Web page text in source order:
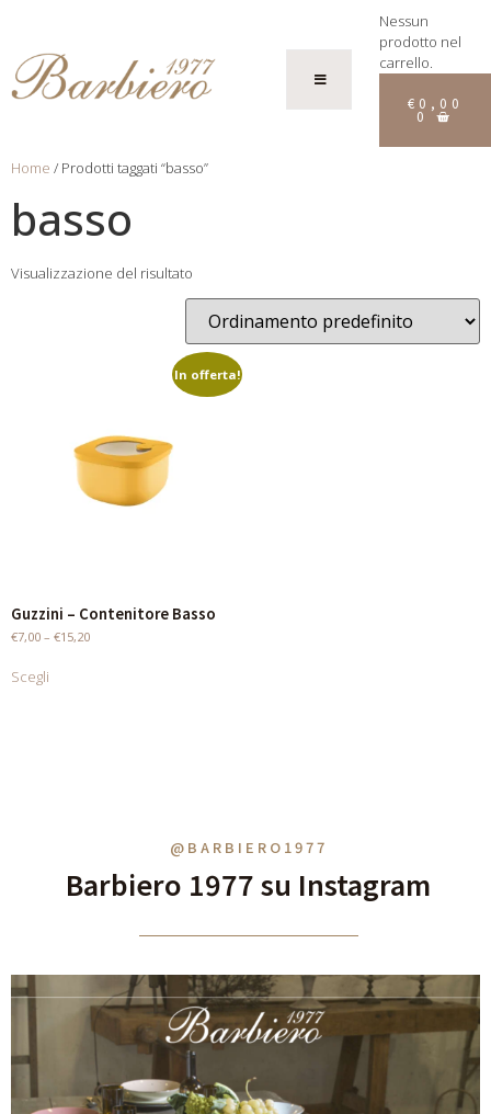
Nessun
prodotto nel
carrello.
€ 0,00
0
Home / Prodotti taggati “basso”
basso
Visualizzazione del risultato
In offerta!
Guzzini – Contenitore Basso
€7,00 – €15,20
Scegli
@BARBIERO1977
Barbiero 1977 su Instagram